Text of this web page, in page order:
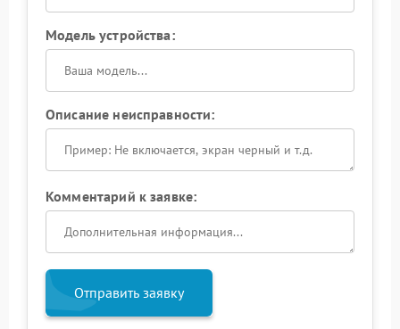
Модель устройства:
Описание неисправности:
Комментарий к заявке:
Отправить заявку